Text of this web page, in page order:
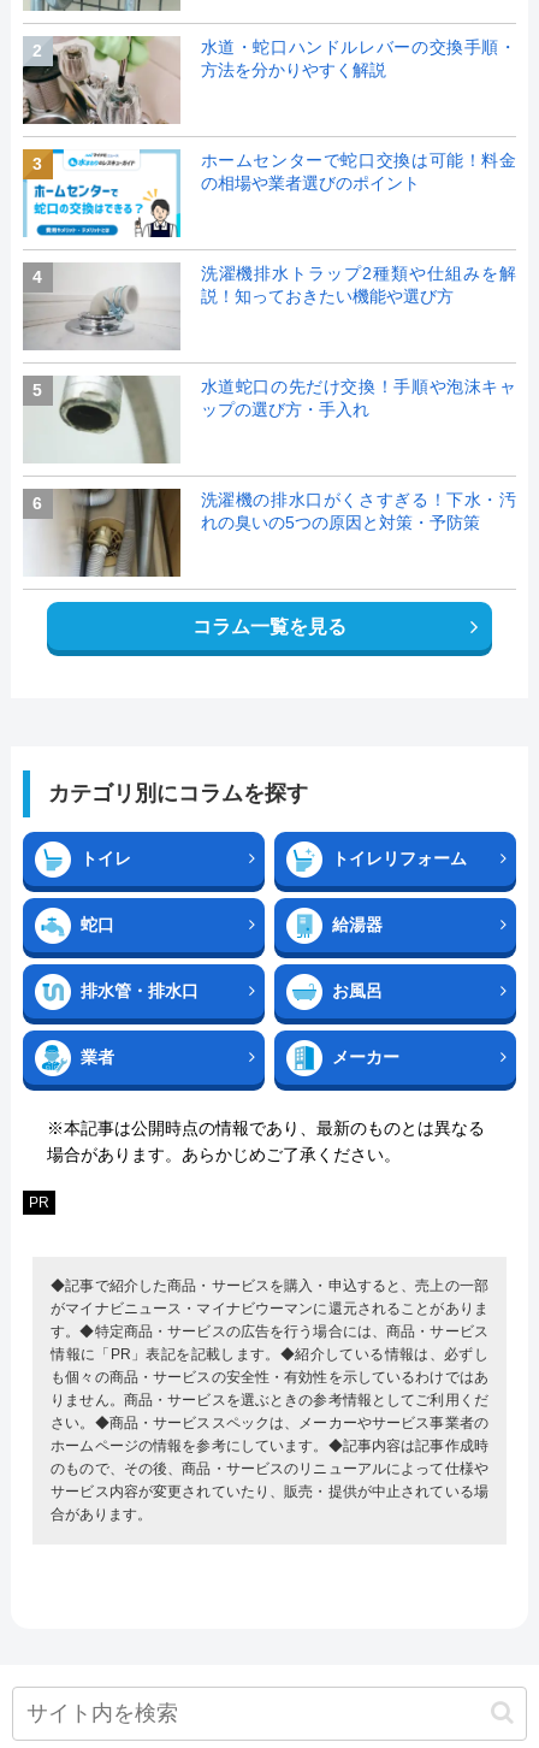
2
水道・蛇口ハンドルレバーの交換手順・
方法を分かりやすく解説
3
ホームセンターで蛇口交換は可能！料金
の相場や業者選びのポイント
4
洗濯機排水トラップ2種類や仕組みを解
説！知っておきたい機能や選び方
5
水道蛇口の先だけ交換！手順や泡沫キャ
ップの選び方・手入れ
6
洗濯機の排水口がくさすぎる！下水・汚
れの臭いの5つの原因と対策・予防策
コラム一覧を見る
カテゴリ別にコラムを探す
トイレ トイレリフォーム
蛇口 給湯器
排水管・排水口 お風呂
業者 メーカー
※本記事は公開時点の情報であり、最新のものとは異なる
場合があります。あらかじめご了承ください。
PR
◆記事で紹介した商品・サービスを購入・申込すると、売上の一部
がマイナビニュース・マイナビウーマンに還元されることがありま
す。◆特定商品・サービスの広告を行う場合には、商品・サービス
情報に「PR」表記を記載します。◆紹介している情報は、必ずし
も個々の商品・サービスの安全性・有効性を示しているわけではあ
りません。商品・サービスを選ぶときの参考情報としてご利用くだ
さい。◆商品・サービススペックは、メーカーやサービス事業者の
ホームページの情報を参考にしています。◆記事内容は記事作成時
のもので、その後、商品・サービスのリニューアルによって仕様や
サービス内容が変更されていたり、販売・提供が中止されている場
合があります。